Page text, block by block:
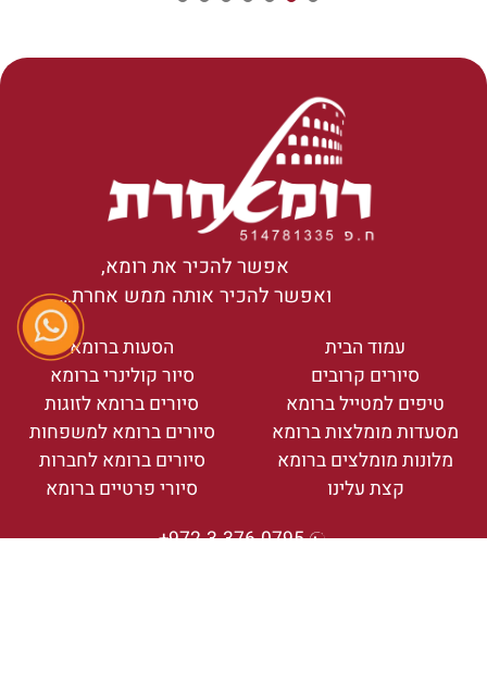
אפשר להכיר את רומא,
ואפשר להכיר אותה ממש אחרת…
עמוד הבית
סיורים קרובים
טיפים למטייל ברומא
מסעדות מומלצות ברומא
מלונות מומלצים ברומא
קצת עלינו
הסעות ברומא
סיור קולינרי ברומא
סיורים ברומא לזוגות
סיורים ברומא למשפחות
סיורים ברומא לחברות
סיורי פרטיים ברומא
972-3-376-0795+